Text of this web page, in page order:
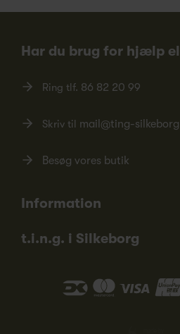
Har du brug for hjælp
Ring tlf. 86 82 20 99
Skriv til mail@ting-
Besøg vores butik
Information
t.i.n.g. i Silkeborg